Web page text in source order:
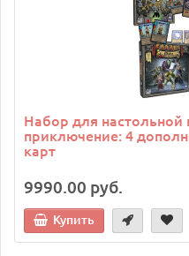
Набор для
приключение: 4
карт
9990.00 руб.
Купить